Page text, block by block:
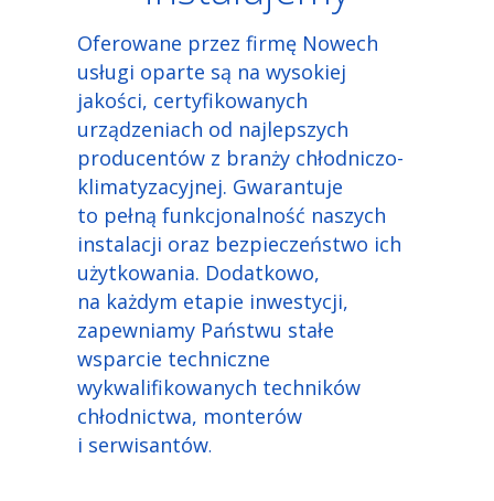
Oferowane przez firmę Nowech
usługi oparte są na wysokiej
jakości, certyfikowanych
urządzeniach od najlepszych
producentów z branży chłodniczo-
klimatyzacyjnej. Gwarantuje
to pełną funkcjonalność naszych
instalacji oraz bezpieczeństwo ich
użytkowania. Dodatkowo,
na każdym etapie inwestycji,
zapewniamy Państwu stałe
wsparcie techniczne
wykwalifikowanych techników
chłodnictwa, monterów
i serwisantów.